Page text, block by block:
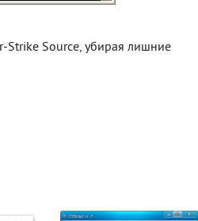
Strike Source, убирая лишние